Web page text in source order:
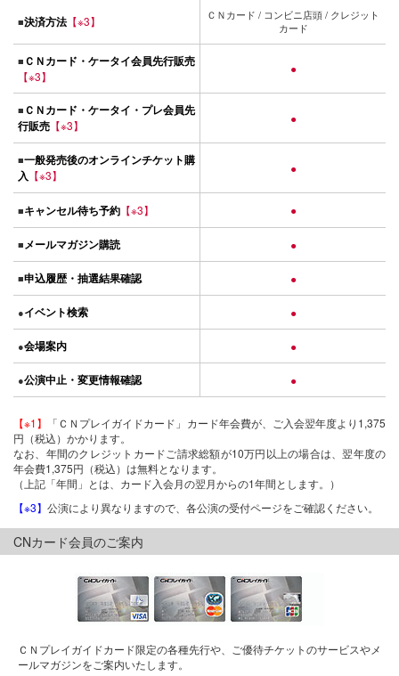
■決済方法 【※3】
ＣＮカード / コンビニ店頭 / クレジット
カード
■ＣＮカード・ケータイ会員先行販売
【※3】
●
■ＣＮカード・ケータイ・プレ会員先
行販売 【※3】 ●
■一般発売後のオンラインチケット購
入 【※3】 ●
■キャンセル待ち予約 【※3】 ●
■メールマガジン購読 ●
■申込履歴・抽選結果確認 ●
●イベント検索 ●
●会場案内 ●
●公演中止・変更情報確認 ●
【※1】
「ＣＮプレイガイドカード」カード年会費が、ご入会翌年度より1,375
円（税込）かかります。
なお、年間のクレジットカードご請求総額が10万円以上の場合は、翌年度の
年会費1,375円（税込）は無料となります。
（上記「年間」とは、カード入会月の翌月からの1年間とします。）
【※3】 公演により異なりますので、各公演の受付ページをご確認ください。
CNカード会員のご案内
ＣＮプレイガイドカード限定の各種先行や、ご優待チケットのサービスやメ
ールマガジンをご案内いたします。